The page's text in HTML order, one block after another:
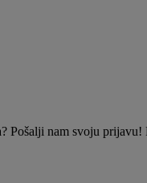
Pošalji nam svoju